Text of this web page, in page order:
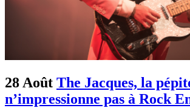
28 Août The Jacques, la
n’impressionne pas à Rock